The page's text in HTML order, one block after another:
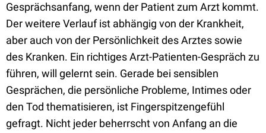
Gesprächsanfang, wenn der Patient zum Arzt kommt.
Der weitere Verlauf ist abhängig von der Krankheit,
aber auch von der Persönlichkeit des Arztes sowie
des Kranken. Ein richtiges Arzt-Patienten-Gespräch zu
führen, will gelernt sein. Gerade bei sensiblen
Gesprächen, die persönliche Probleme, Intimes oder
den Tod thematisieren, ist Fingerspitzengefühl
gefragt. Nicht jeder beherrscht von Anfang an die